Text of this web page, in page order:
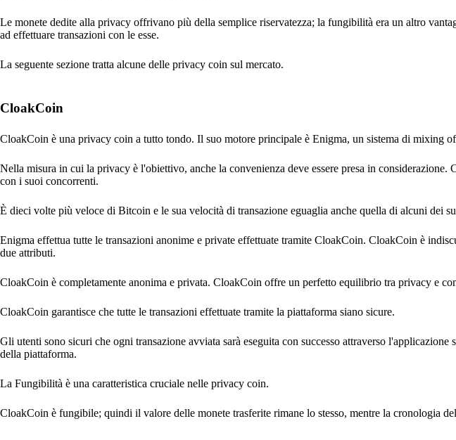
Le monete dedite alla privacy offrivano più della semplice riservatezza; la fungibilità era un altro
ad effettuare transazioni con le esse.
La seguente sezione tratta alcune delle privacy coin sul mercato.
CloakCoin
CloakCoin è una privacy coin a tutto tondo. Il suo motore principale è Enigma, un sistema di mixing
Nella misura in cui la privacy è l'obiettivo, anche la convenienza deve essere presa in considerazione.
con i suoi concorrenti.
È dieci volte più veloce di Bitcoin e le sua velocità di transazione eguaglia anche quella di alcuni dei
Enigma effettua tutte le transazioni anonime e private effettuate tramite CloakCoin. CloakCoin è
due attributi.
CloakCoin è completamente anonima e privata. CloakCoin offre un perfetto equilibrio tra privacy e
CloakCoin garantisce che tutte le transazioni effettuate tramite la piattaforma siano sicure.
Gli utenti sono sicuri che ogni transazione avviata sarà eseguita con successo attraverso
della piattaforma.
La Fungibilità è una caratteristica cruciale nelle privacy coin.
CloakCoin è fungibile; quindi il valore delle monete trasferite rimane lo stesso, mentre la cronologia